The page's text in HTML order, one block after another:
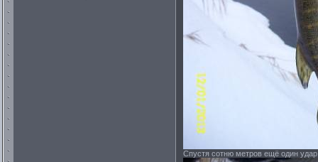
Спустя сотню метров ещё один